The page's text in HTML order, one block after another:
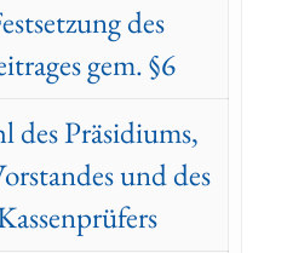
des
gem. §6
des Präsidiums,
und des